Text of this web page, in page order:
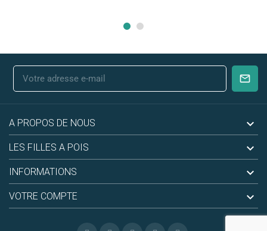
A PROPOS DE NOUS 
LES FILLES A POIS 
INFORMATIONS 
VOTRE COMPTE 